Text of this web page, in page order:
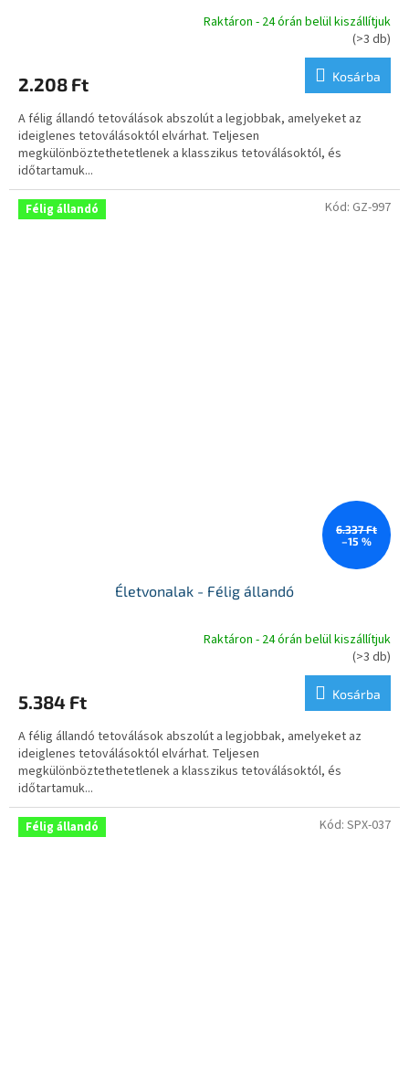
értékelése
ből
5,0
csillag.
Raktáron - 24 órán belül kiszállítjuk
(>3 db)
2.208 Ft Kosárba
A félig állandó tetoválások abszolút a legjobbak, amelyeket az
ideiglenes tetoválásoktól elvárhat. Teljesen
megkülönböztethetetlenek a klasszikus tetoválásoktól, és
időtartamuk...
Félig állandó
6.337 Ft
–15 %
Életvonalak - Félig állandó
értékelése
ből
4,9
csillag.
Raktáron - 24 órán belül kiszállítjuk
(>3 db)
5.384 Ft Kosárba
A félig állandó tetoválások abszolút a legjobbak, amelyeket az
ideiglenes tetoválásoktól elvárhat. Teljesen
megkülönböztethetetlenek a klasszikus tetoválásoktól, és
időtartamuk...
Kód: GZ-997
Félig állandó Kód: SPX-037